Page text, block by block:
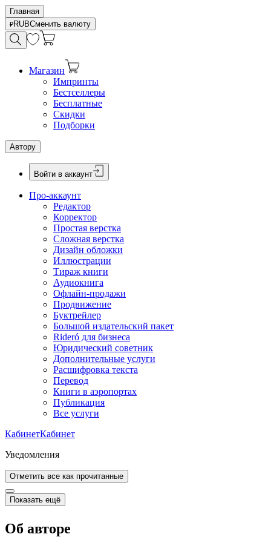
Главная
RUBСменить валюту
Магазин
Импринты
Бестселлеры
Бесплатные
Скидки
Подборки
Автору
Войти в аккаунт
Про-аккаунт
Редактор
Корректор
Простая верстка
Сложная верстка
Дизайн обложки
Иллюстрации
Тираж книги
Аудиокнига
Офлайн-продажи
Продвижение
Буктрейлер
Большой издательский пакет
Rideró для бизнеса
Юридический советник
Дополнительные услуги
Расшифровка текста
Перевод
Книги в аэропортах
Публикация
Все услуги
КабинетКабинет
Уведомления
Отметить все как прочитанные
Показать ещё
Об авторе